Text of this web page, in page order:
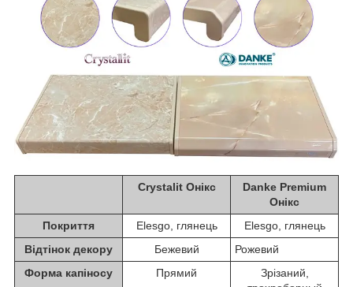
Crystalit Онікс
Danke Premium
Онікс
Покриття
Elesgo, глянець
Elesgo, глянець
Відтінок декору
Бежевий
Рожевий
Форма капіносу
Прямий
Зрізаний,